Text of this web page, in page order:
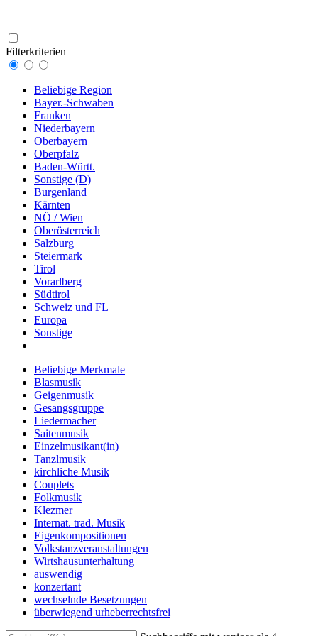
Filterkriterien
Beliebige Region
Bayer.-Schwaben
Franken
Niederbayern
Oberbayern
Oberpfalz
Baden-Württ.
Sonstige (D)
Burgenland
Kärnten
NÖ / Wien
Oberösterreich
Salzburg
Steiermark
Tirol
Vorarlberg
Südtirol
Schweiz und FL
Europa
Sonstige
Beliebige Merkmale
Blasmusik
Geigenmusik
Gesangsgruppe
Liedermacher
Saitenmusik
Einzelmusikant(in)
Tanzlmusik
kirchliche Musik
Couplets
Folkmusik
Klezmer
Internat. trad. Musik
Eigenkompositionen
Volkstanzveranstaltungen
Wirtshausunterhaltung
auswendig
konzertant
wechselnde Besetzungen
überwiegend urheberrechtsfrei